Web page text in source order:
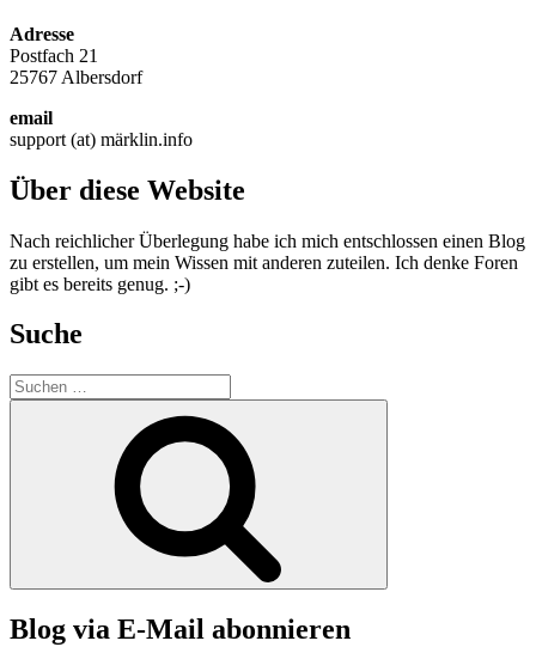
Adresse
Postfach 21
25767 Albersdorf
email
support (at) märklin.info
Über diese Website
Nach reichlicher Überlegung habe ich mich entschlossen einen Blog
zu erstellen, um mein Wissen mit anderen zuteilen. Ich denke Foren
gibt es bereits genug. ;-)
Suche
Suche
nach:
Blog via E-Mail abonnieren